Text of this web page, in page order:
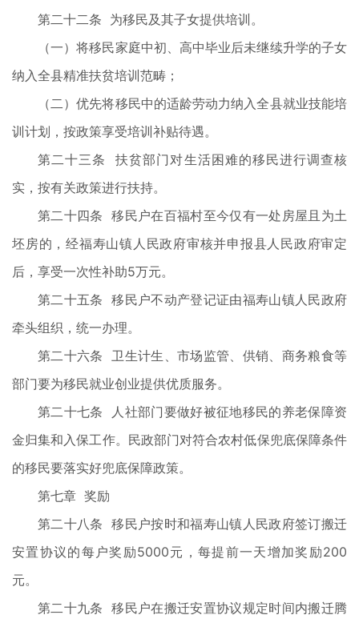
第二十二条 为移民及其子女提供培训。
（一）将移民家庭中初、高中毕业后未继续升学的子女
纳入全县精准扶贫培训范畴；
（二）优先将移民中的适龄劳动力纳入全县就业技能培
训计划，按政策享受培训补贴待遇。
第二十三条 扶贫部门对生活困难的移民进行调查核
实，按有关政策进行扶持。
第二十四条 移民户在百福村至今仅有一处房屋且为土
坯房的，经福寿山镇人民政府审核并申报县人民政府审定
后，享受一次性补助5万元。
第二十五条 移民户不动产登记证由福寿山镇人民政府
牵头组织，统一办理。
第二十六条 卫生计生、市场监管、供销、商务粮食等
部门要为移民就业创业提供优质服务。
第二十七条 人社部门要做好被征地移民的养老保障资
金归集和入保工作。民政部门对符合农村低保兜底保障条件
的移民要落实好兜底保障政策。
第七章 奖励
第二十八条 移民户按时和福寿山镇人民政府签订搬迁
安置协议的每户奖励5000元，每提前一天增加奖励200
元。
第二十九条 移民户在搬迁安置协议规定时间内搬迁腾